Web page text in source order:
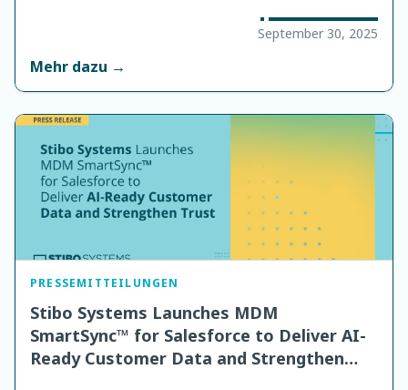
September 30, 2025
Mehr dazu →
PRESSEMITTEILUNGEN
Stibo Systems Launches MDM
SmartSync™ for Salesforce to Deliver AI-
Ready Customer Data and Strengthen